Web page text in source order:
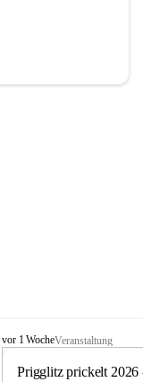
P
vor 1 WocheVeranstaltung
Prigglitz prickelt 2026